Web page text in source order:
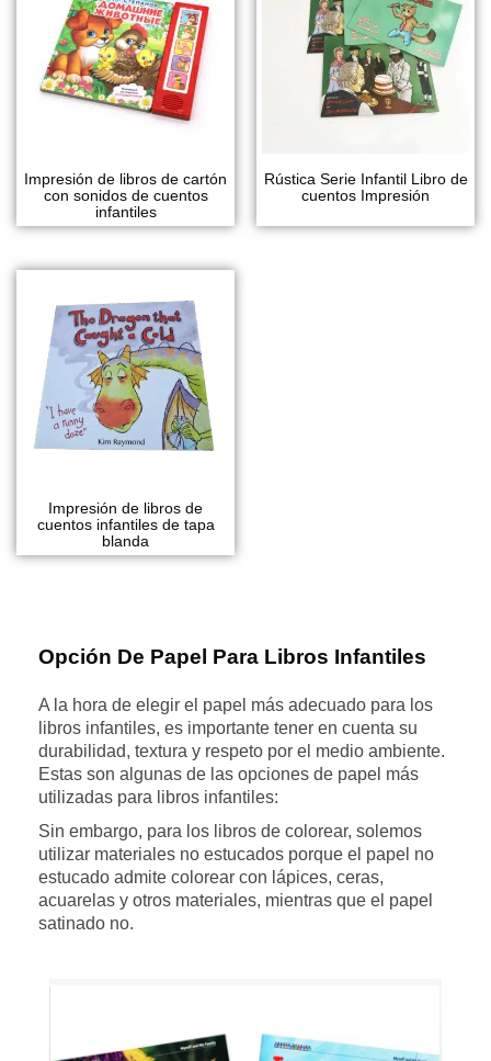
Impresión de libros de cartón
con sonidos de cuentos
infantiles
Rústica Serie Infantil Libro de
cuentos Impresión
Impresión de libros de
cuentos infantiles de tapa
blanda
Opción De Papel Para Libros Infantiles
A la hora de elegir el papel más adecuado para los
libros infantiles, es importante tener en cuenta su
durabilidad, textura y respeto por el medio ambiente.
Estas son algunas de las opciones de papel más
utilizadas para libros infantiles:
Sin embargo, para los libros de colorear, solemos
utilizar materiales no estucados porque el papel no
estucado admite colorear con lápices, ceras,
acuarelas y otros materiales, mientras que el papel
satinado no.